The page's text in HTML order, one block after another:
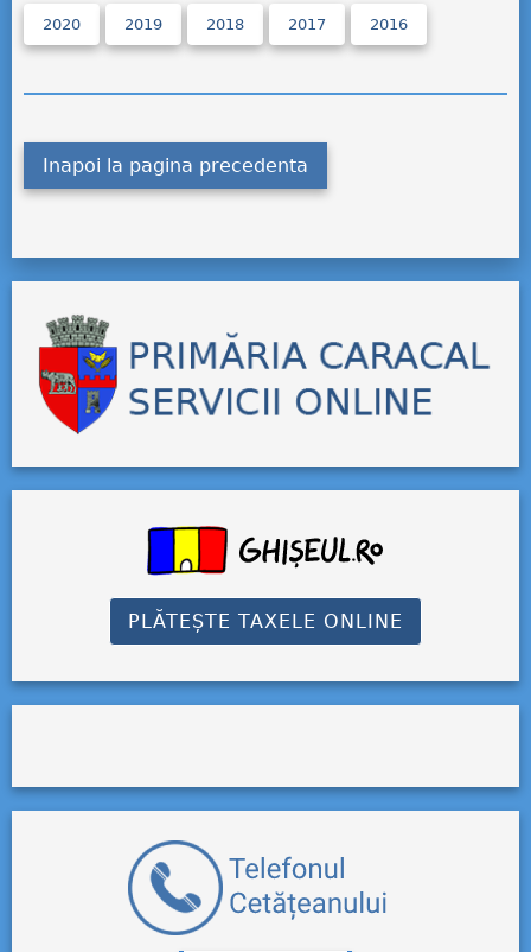
2020 2019 2018 2017 2016
Inapoi la pagina precedenta
PLĂTEȘTE TAXELE ONLINE